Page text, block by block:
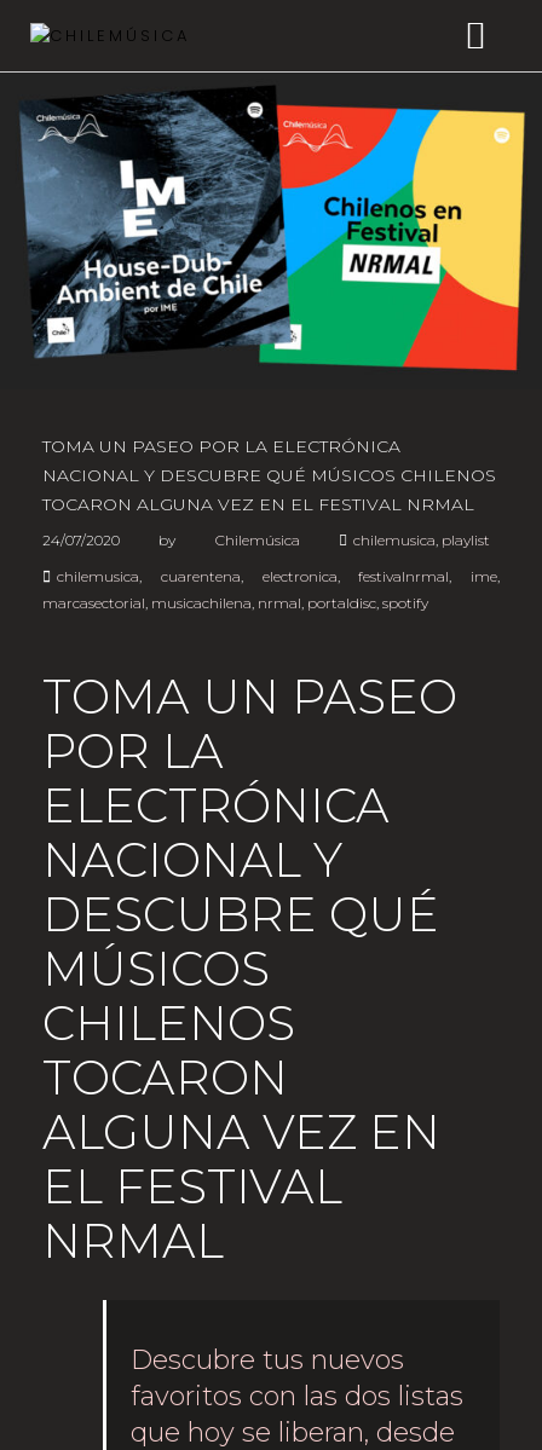
CHILEMÚSICA
NOTICIAS
EFEMÉRIDES
PLAYLISTS
ESTUDIOS
TRANSPARENCIA
TOMA UN PASEO POR LA ELECTRÓNICA
NACIONAL Y DESCUBRE QUÉ MÚSICOS CHILENOS
TOCARON ALGUNA VEZ EN EL FESTIVAL NRMAL
24/07/2020 by Chilemúsica chilemusica playlist
chilemusica
cuarentena electronica ,festivalnrmal ime
marcasectorial musicachilena nrmal portaldisc spotify
TOMA UN PASEO
POR LA
ELECTRÓNICA
NACIONAL Y
DESCUBRE QUÉ
MÚSICOS
CHILENOS
TOCARON
ALGUNA VEZ EN
EL FESTIVAL
NRMAL
Descubre tus nuevos
favoritos con las dos listas
que hoy se liberan, desde